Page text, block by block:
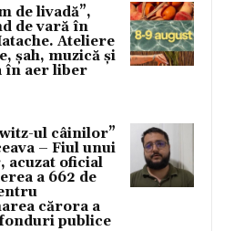
de livadă”,
de vară în
Ateliere
șah, muzică și
în aer liber
ul câinilor”
– Fiul unui
acuzat oficial
a 662 de
cărora a
publice